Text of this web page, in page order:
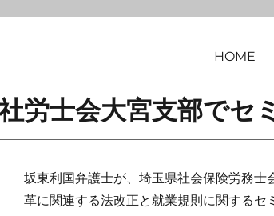
所
HOME
労士会大宮支部でセ
坂東利国弁護士が、埼玉県社会保険労務士
革に関連する法改正と就業規則に関するセ